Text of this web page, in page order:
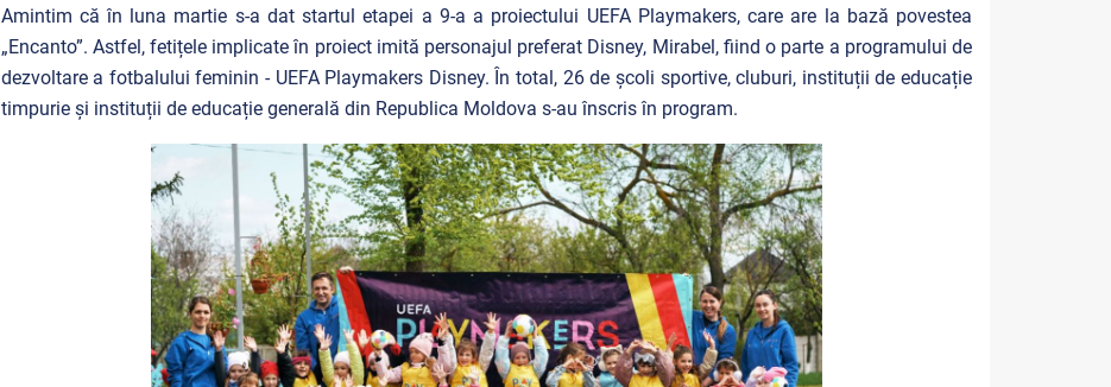
Amintim că în luna martie s-a dat startul etapei a 9-a a proiectului UEFA Playmakers, care are la bază povestea
„Encanto”. Astfel, fetițele implicate în proiect imită personajul preferat Disney, Mirabel, fiind o parte a programului de
dezvoltare a fotbalului feminin - UEFA Playmakers Disney. În total, 26 de școli sportive, cluburi, instituții de educație
timpurie și instituții de educație generală din Republica Moldova s-au înscris în program.